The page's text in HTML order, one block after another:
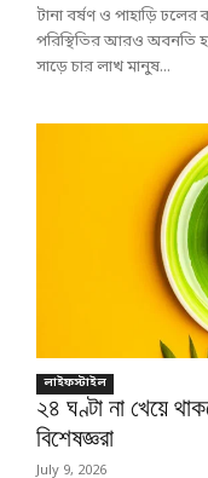
টানা বর্ষণ ও পাহাড়ি ঢলের
পরিস্থিতির আরও অবনতি
সাড়ে চার লাখ মানুষ...
লাইফস্টাইল
২৪ ঘণ্টা না খেয়ে
বিশেষজ্ঞরা
July 9, 2026